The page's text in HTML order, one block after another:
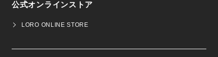
公式オンラインストア
LORO ONLINE STORE